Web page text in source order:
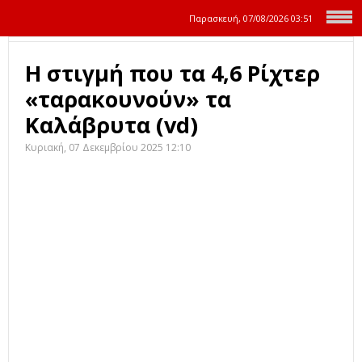
Παρασκευή, 07/08/2026 03:51
Η στιγμή που τα 4,6 Ρίχτερ
«ταρακουνούν» τα
Καλάβρυτα (vd)
Κυριακή, 07 Δεκεμβρίου 2025 12:10